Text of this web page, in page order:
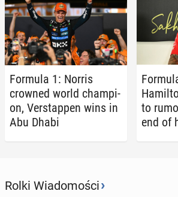
Formula 1: Norris
crowned world cham­pi­
on, Ver­stap­pen wins in
Abu Dhabi
to
end of
Rolki Wiadomości›